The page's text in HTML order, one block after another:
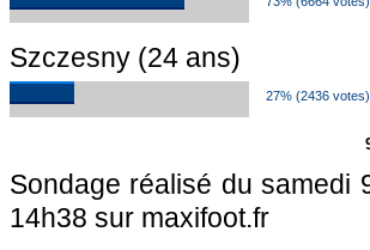
Szczesny (24 ans)
27% (2436 votes)
Sondage réalisé du samedi
14h38 sur maxifoot.fr